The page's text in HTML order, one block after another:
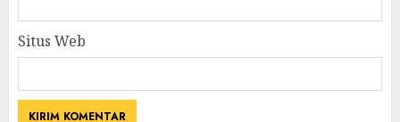
Situs Web